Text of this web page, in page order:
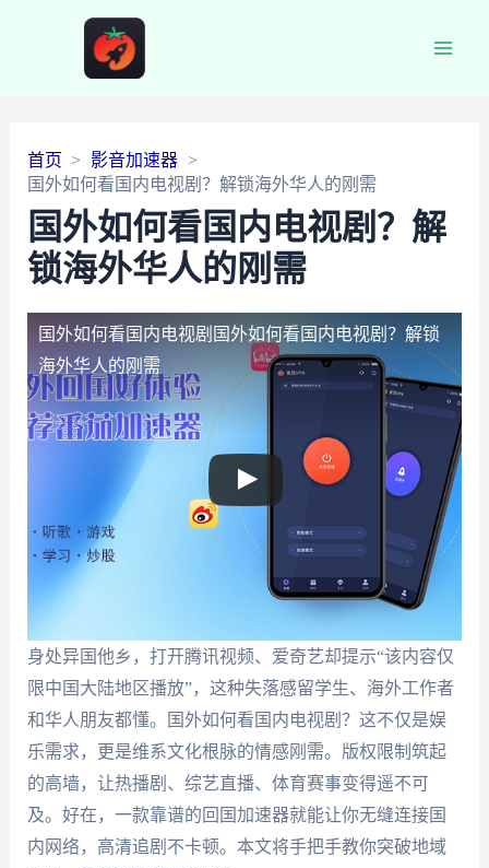
首页
影音加速器
国外如何看国内电视剧？解锁海外华人的刚需
国外如何看国内电视剧？解
锁海外华人的刚需
国外如何看国内电视剧 国外如何看国内电视剧？解锁
海外华人的刚需
身处异国他乡，打开腾讯视频、爱奇艺却提示“该内容仅
限中国大陆地区播放”，这种失落感留学生、海外工作者
和华人朋友都懂。国外如何看国内电视剧？这不仅是娱
乐需求，更是维系文化根脉的情感刚需。版权限制筑起
的高墙，让热播剧、综艺直播、体育赛事变得遥不可
及。好在，一款靠谱的回国加速器就能让你无缝连接国
内网络，高清追剧不卡顿。本文将手把手教你突破地域